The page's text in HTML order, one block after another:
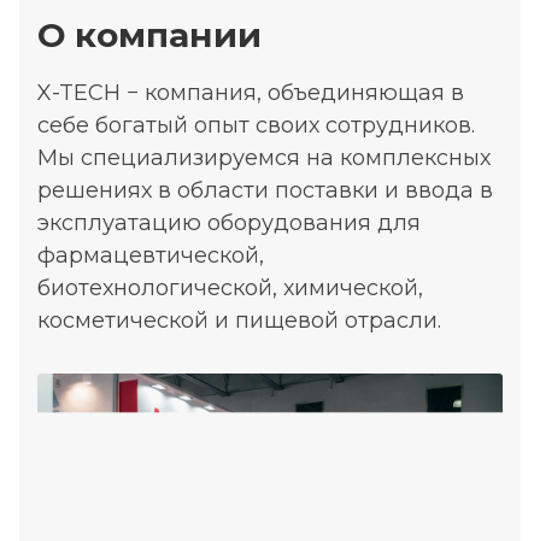
О компании
X-TECH − компания, объединяющая в
себе богатый опыт своих сотрудников.
Мы специализируемся на комплексных
решениях в области поставки и ввода в
эксплуатацию оборудования для
фармацевтической,
биотехнологической, химической,
косметической и пищевой отрасли.